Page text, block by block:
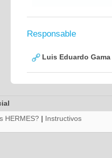
Responsable
Luis Eduardo
HERMES? | Instructivos